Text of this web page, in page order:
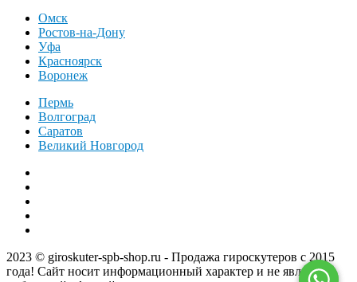
Омск
Ростов-на-Дону
Уфа
Красноярск
Воронеж
Пермь
Волгоград
Саратов
Великий Новгород
2023 © giroskuter-spb-shop.ru - Продажа гироскутеров с 2015
года! Сайт носит информационный характер и не является